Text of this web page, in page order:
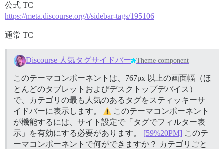
公式 TC
https://meta.discourse.org/t/sidebar-tags/195106
通常 TC
Discourse 人気タグサイドバー Theme component
このテーマコンポーネントは、767px 以上の画面幅（ほ
とんどのタブレットおよびデスクトップデバイス）
で、カテゴリの最も人気のあるタグをスティッキーサ
イドバーに表示します。
このテーマコンポーネント
が機能するには、サイト設定で「タグでフィルター表
示」を有効にする必要があります。
[59%20PM] このテ
ーマコンポーネントで何ができますか？ カテゴリごと